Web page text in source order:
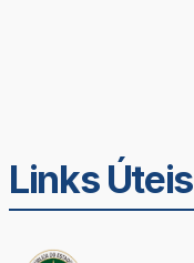
Links Úteis